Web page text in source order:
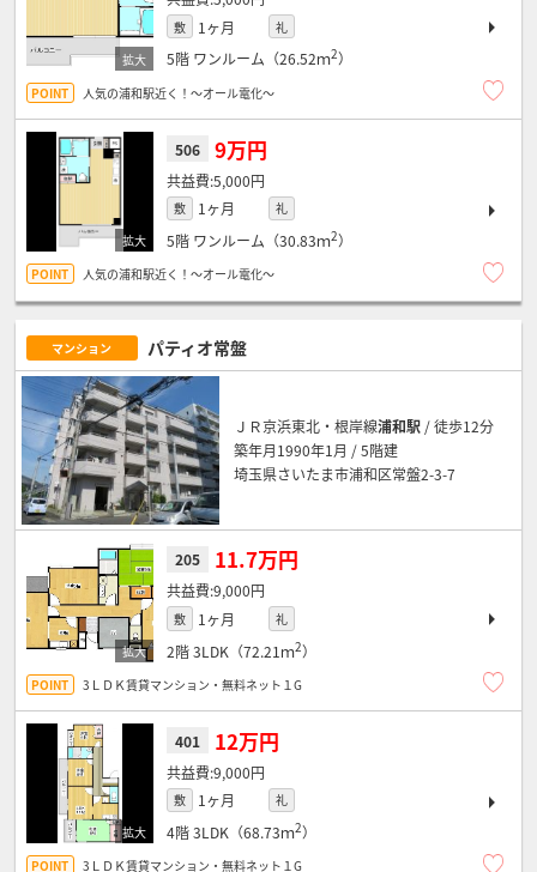
敷 1ヶ月 礼
5階 ワンルーム（26.52ｍ2）
人気の浦和駅近く！～オール電化～
506 9万円
5,000円
敷 1ヶ月 礼
5階 ワンルーム（30.83ｍ2）
人気の浦和駅近く！～オール電化～
マンション パティオ常盤
ＪＲ京浜東北・根岸線浦和駅 / 徒歩12分
築年月1990年1月 / 5階建
埼玉県さいたま市浦和区常盤2-3-7
205 11.7万円
9,000円
敷 1ヶ月 礼
2階3LDK（72.21ｍ2）
3ＬＤＫ賃貸マンション・無料ネット１G
401 12万円
9,000円
敷 1ヶ月 礼
4階3LDK（68.73ｍ2）
3ＬＤＫ賃貸マンション・無料ネット１G